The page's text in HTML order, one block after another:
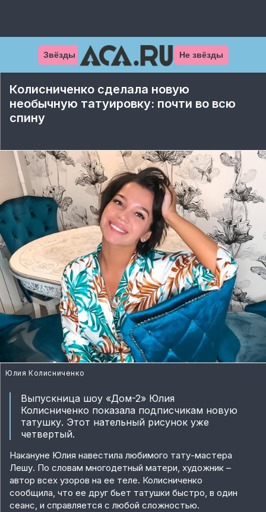
Звёзды Не звёзды
Колисниченко сделала новую
необычную татуировку: почти во всю
спину
Юлия Колисниченко
Выпускница шоу «Дом-2» Юлия
Колисниченко показала подписчикам новую
татушку. Этот нательный рисунок уже
четвертый.
Накануне Юлия навестила любимого тату-мастера
Лешу. По словам многодетный матери, художник –
автор всех узоров на ее теле. Колисниченко
сообщила, что ее друг бьет татушки быстро, в один
сеанс, и справляется с любой сложностью.